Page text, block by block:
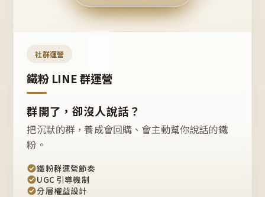
開團
嗎？
社群運營
鐵粉 LINE 群運營
群開了，卻沒人說話？
把沉默的群，養成會回購、會主動幫你說話的鐵
粉。
鐵粉群運營節奏
UGC 引導機制
分層權益設計